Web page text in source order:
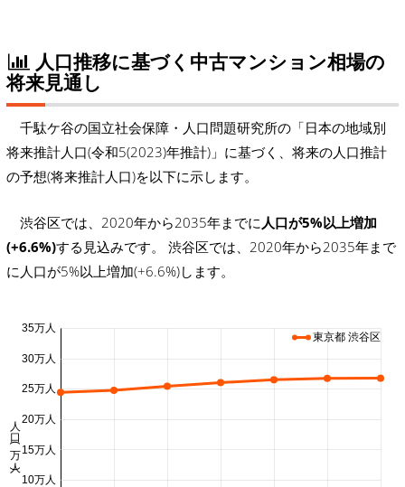
人口推移に基づく中古マンション相場の
将来見通し
千駄ケ谷の国立社会保障・人口問題研究所の「日本の地域別
将来推計人口(令和5(2023)年推計)」に基づく、将来の人口推計
の予想(将来推計人口)を以下に示します。
渋谷区では、2020年から2035年までに 人口が5%以上増加
(+6.6%)する見込みです。 渋谷区では、2020年から2035年まで
に人口が5%以上増加(+6.6%)します。
10万人
15万人
20万人
25万人
30万人
35万人
人口 (万人)
東京都 渋谷区